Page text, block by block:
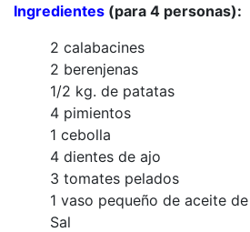
Ingredientes (para 4 personas):
2 calabacines
2 berenjenas
1/2 kg. de patatas
4 pimientos
1 cebolla
4 dientes de ajo
3 tomates pelados
1 vaso pequeño de aceite
Sal